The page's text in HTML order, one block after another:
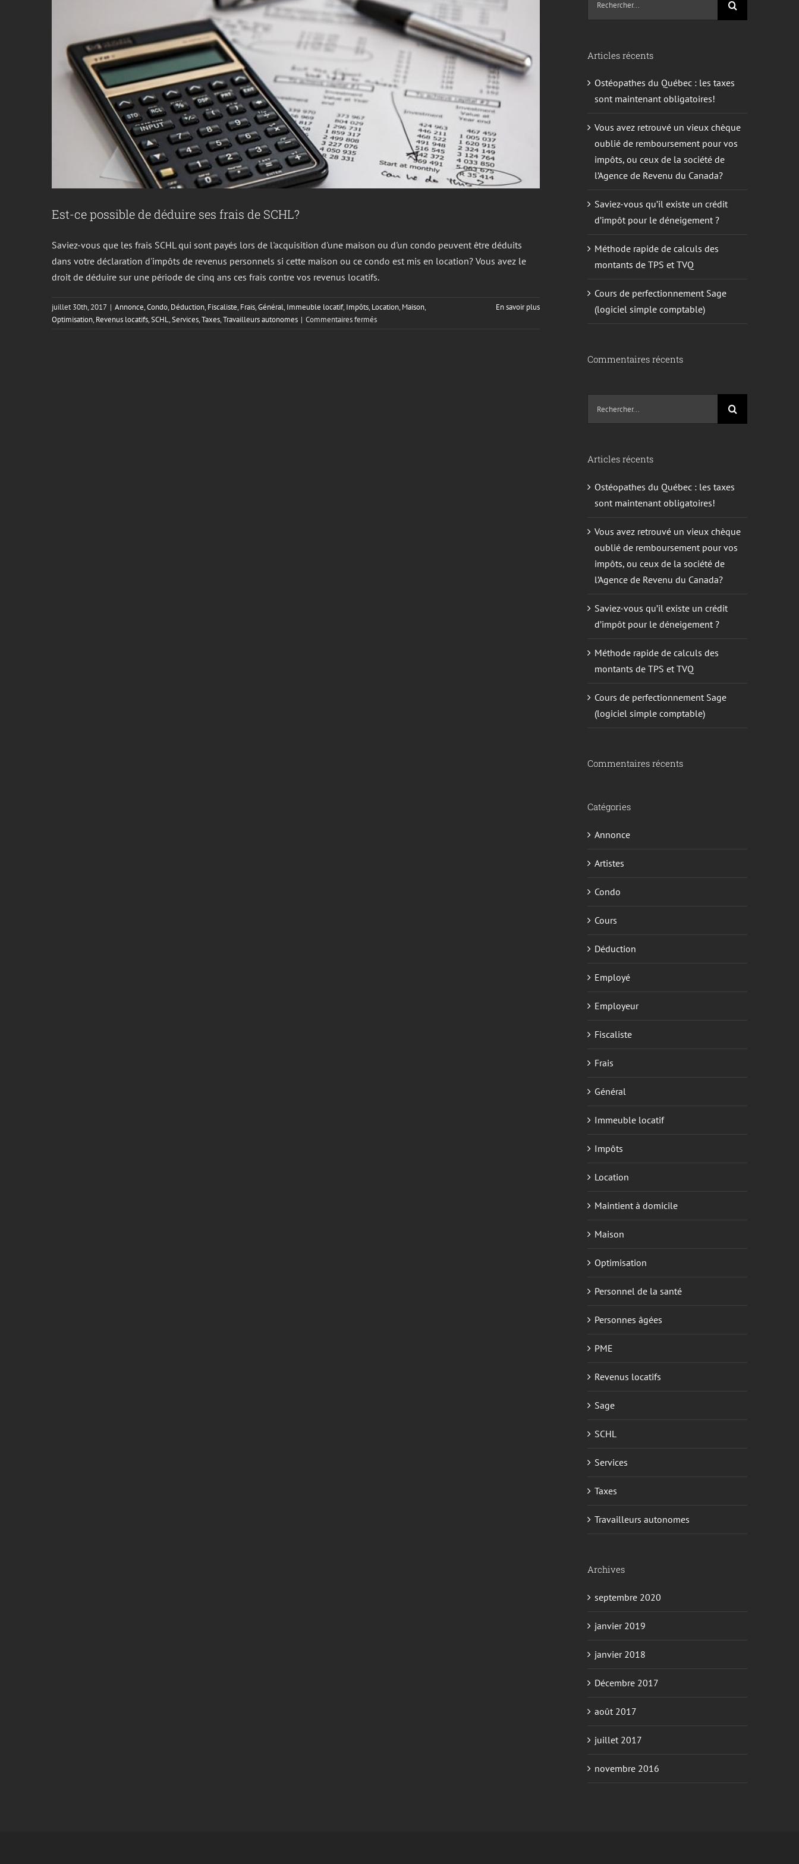
Est-ce possible de déduire ses frais de SCHL?
Saviez-vous que les frais SCHL qui sont payés lors de l'acquisition d'une maison ou d'un condo peuvent être déduits
dans votre déclaration d'impôts de revenus personnels si cette maison ou ce condo est mis en location? Vous avez le
droit de déduire sur une période de cinq ans ces frais contre vos revenus locatifs.
juillet 30th, 2017 | Annonce,Condo, Déduction, Fiscaliste, Frais,Général, Immeuble locatif, Impôts, Location, Maison,
Optimisation, Revenus locatifs,SCHL,Services,Taxes,Travailleurs autonomes | Commentaires ferméssur
En savoir plus
:
Articles récents
Ostéopathes du Québec : les taxes
sont maintenant obligatoires!
Vous avez retrouvé un vieux chèque
oublié de remboursement pour vos
impôts, ou ceux de la société de
l’Agence de Revenu du Canada?
Saviez-vous qu’il existe un crédit
d’impôt pour le déneigement ?
Méthode rapide de calculs des
montants de TPS et TVQ
Cours de perfectionnement Sage
(logiciel simple comptable)
Commentaires récents
:
Articles récents
Ostéopathes du Québec : les taxes
sont maintenant obligatoires!
Vous avez retrouvé un vieux chèque
oublié de remboursement pour vos
impôts, ou ceux de la société de
l’Agence de Revenu du Canada?
Saviez-vous qu’il existe un crédit
d’impôt pour le déneigement ?
Méthode rapide de calculs des
montants de TPS et TVQ
Cours de perfectionnement Sage
(logiciel simple comptable)
Commentaires récents
Catégories
Annonce
Artistes
Condo
Cours
Déduction
Employé
Employeur
Fiscaliste
Frais
Général
Immeuble locatif
Impôts
Location
Maintient à domicile
Maison
Optimisation
Personnel de la santé
Personnes âgées
PME
Revenus locatifs
Sage
SCHL
Services
Taxes
Travailleurs autonomes
Archives
septembre 2020
janvier 2019
janvier 2018
Décembre 2017
août 2017
juillet 2017
novembre 2016